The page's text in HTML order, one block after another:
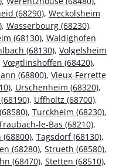
(68290), Weckolsheim
, Wasserbourg (68230),
(68130), Waldighofen
(68130), Volgelsheim
Vœgtlinshoffen (68420),
(68800), Vieux-Ferrette
, Urschenheim (68320),
, Uffholtz (68700),
, Turckheim (68230),
le-Bas (68210),
, Tagsdorf (68130),
(68280), Strueth (68580),
(68470), Stetten (68510),